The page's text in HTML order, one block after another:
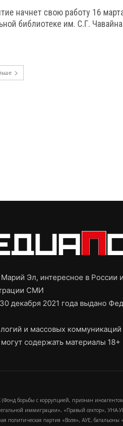
начнет свою работу 16
библиотеке им. С.Г. Чавайна
Эл, интересное в
СМИ
декабря 2021 года выдано
и массовых коммуникаций
содержать материалы 18+
борьбы с коррупцией, признан
иммиграции», «Правый сектор»,
политическая партия «Воля», АУЕ,